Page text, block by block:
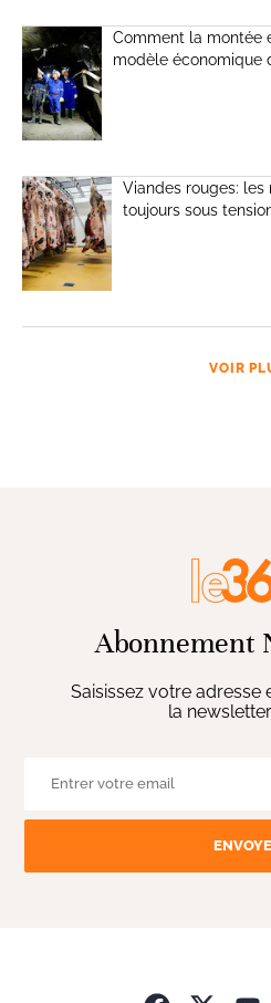
Comment la montée
modèle économique
Viandes rouges: les
toujours sous
VOIR
Abonnement
Saisissez votre
la